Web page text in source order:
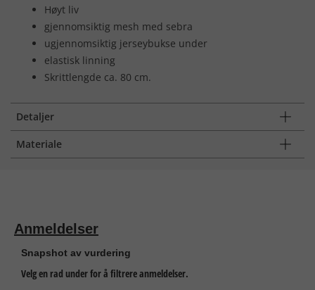
Høyt liv
gjennomsiktig mesh med sebra
ugjennomsiktig jerseybukse under
elastisk linning
Skrittlengde ca. 80 cm.
Detaljer
Materiale